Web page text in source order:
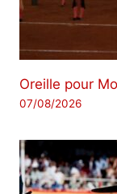
Oreille pour
07/08/2026